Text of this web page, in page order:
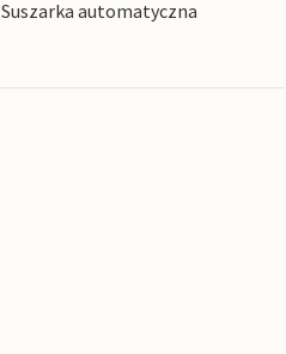
Suszarka automatyczna